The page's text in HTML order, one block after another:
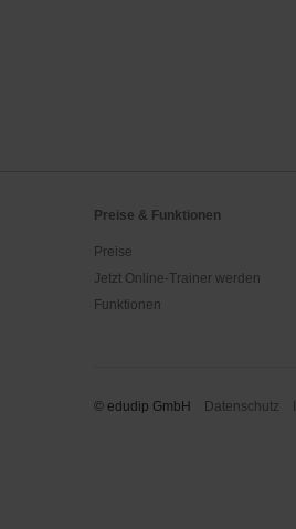
Preise & Funktionen
Preise
Jetzt Online-Trainer werden
Funktionen
© edudip GmbH Datenschutz